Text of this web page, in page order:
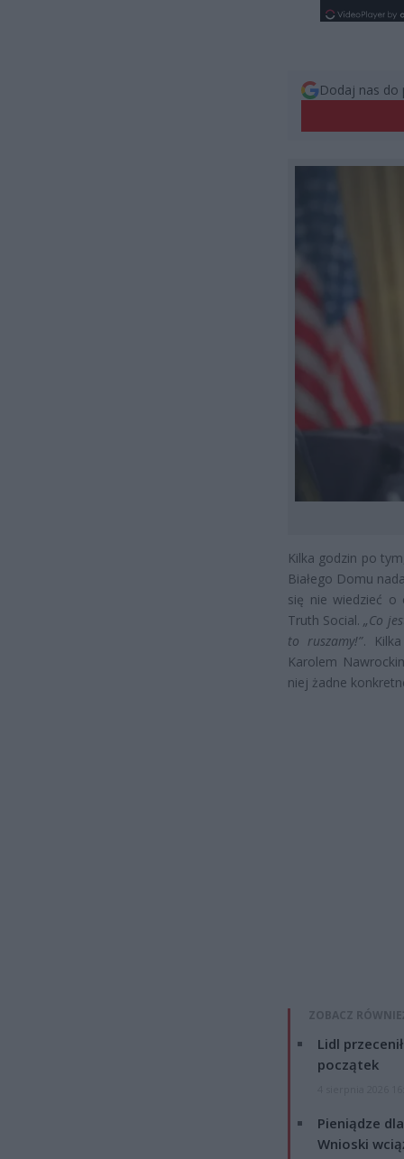
Dodaj nas do
Kilka godzin po
Białego Domu
się nie wiedzieć o
Truth Social.„Co
to ruszamy!”.
Karolem
niej żadne
ZOBACZ
Lidl
początek
Pieniądze
Wnioski